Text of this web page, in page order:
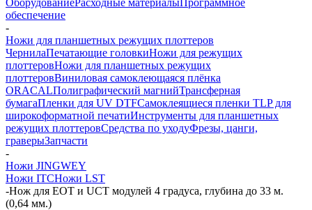
ОборудованиеРасходные материалыПрограммное
обеспечение
-
Ножи для планшетных режущих плоттеров
ЧернилаПечатающие головкиНожи для режущих
плоттеровНожи для планшетных режущих
плоттеровВиниловая самоклеющаяся плёнка
ORACALПолиграфический магнийТрансферная
бумагаПленки для UV DTFСамоклеящиеся пленки TLP для
широкоформатной печатиИнструменты для планшетных
режущих плоттеровСредства по уходуФрезы, цанги,
граверыЗапчасти
-
Ножи JINGWEY
Ножи ITCНожи LST
-Нож для EOT и UCT модулей 4 градуса, глубина до 33 м.
(0,64 мм.)